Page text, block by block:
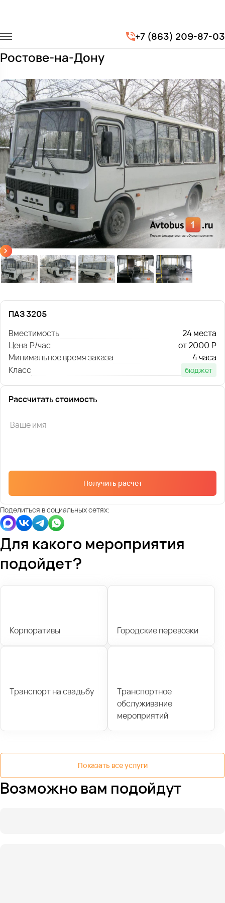
+7 (863) 209-87-03
ПАЗ 3205
Заказать ПАЗ 3205 с водителем в
Ростове-на-Дону
ПАЗ 3205
Вместимость
24 места
Цена ₽/час
от 2000 ₽
Минимальное время заказа
4 часа
Класс
бюджет
Рассчитать стоимость
Получить расчет
Поделиться в социальных сетях:
Для какого мероприятия
подойдет?
Корпоративы Городские перевозки
Транспорт на свадьбу
Транспортное
обслуживание
мероприятий
Показать все услуги
Возможно вам подойдут